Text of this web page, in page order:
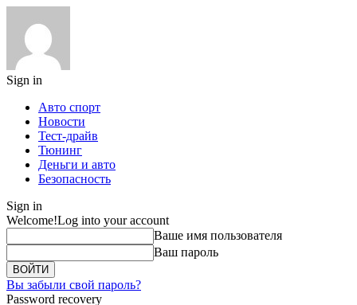
Sign in
Авто спорт
Новости
Тест-драйв
Тюнинг
Деньги и авто
Безопасность
Sign in
Welcome!Log into your account
Ваше имя пользователя
Ваш пароль
Вы забыли свой пароль?
Password recovery